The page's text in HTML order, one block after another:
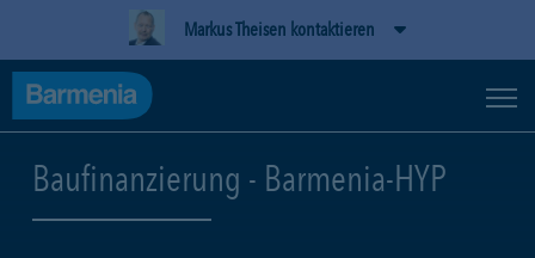
Markus Theisen kontaktieren
Baufinanzierung - Barmenia-HYP